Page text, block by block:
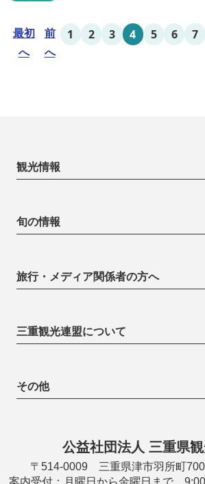
最初
へ
前
へ
1 2 3 4 5 6 7
観光情報
旬の情報
旅行・メディア関係者の方へ
三重観光連盟について
その他
公益社団法人 三重県
〒514-0009 三重県津市羽所町
案内受付：月曜日から金曜日まで